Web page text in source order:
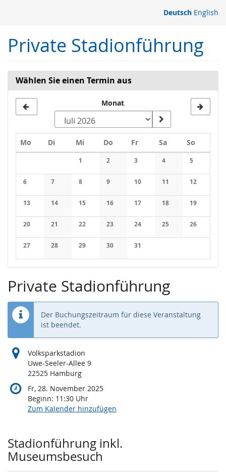
springen
Deutsch English
Private Stadionführung
Wählen Sie einen Termin aus
Monat
Mo Montag
DiDienstag
MiMittwoch
Do Donnerstag
FrFreitagSaSamstag
So
1
Keine Veranstaltungen
2
Keine Veranstaltungen
3
Keine Veranstaltungen
4
Keine
5
Keine
6
Keine Veranstaltungen
7
Keine Veranstaltungen
8
Keine Veranstaltungen
9
Keine Veranstaltungen
10
Keine Veranstaltungen
11
Keine
12
Keine
13
Keine Veranstaltungen
14
Keine Veranstaltungen
15
Keine Veranstaltungen
16
Keine Veranstaltungen
17
Keine Veranstaltungen
18
Keine
19
Keine
20
Keine Veranstaltungen
21
Keine Veranstaltungen
22
Keine Veranstaltungen
23
Keine Veranstaltungen
24
Keine Veranstaltungen
25
Keine
26
Keine
27
Keine Veranstaltungen
28
Keine Veranstaltungen
29
Keine Veranstaltungen
30
Keine Veranstaltungen
31
Keine Veranstaltungen
Private Stadionführung
Der Buchungszeitraum für diese Veranstaltung
ist beendet.
Volksparkstadion
Uwe-Seeler-Allee 9
22525 Hamburg
Fr, 28. November 2025
Beginn: 11:30 Uhr
Zum Kalender hinzufügen
Produkte
Stadionführung inkl.
Museumsbesuch